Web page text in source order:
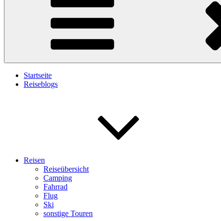
Startseite
Reiseblogs
Reisen
Reiseübersicht
Camping
Fahrrad
Flug
Ski
sonstige Touren